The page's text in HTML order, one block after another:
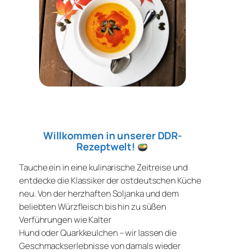
Willkommen in unserer DDR-
Rezeptwelt!
Tauche ein in eine kulinarische Zeitreise und
entdecke die Klassiker der ostdeutschen Küche
neu. Von der herzhaften Soljanka und dem
beliebten Würzfleisch bis hin zu süßen
Verführungen wie Kalter
Hund oder Quarkkeulchen – wir lassen die
Geschmackserlebnisse von damals wieder